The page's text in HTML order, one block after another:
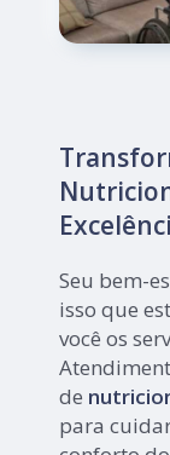
Seu bem-
isso que
você os
de
para